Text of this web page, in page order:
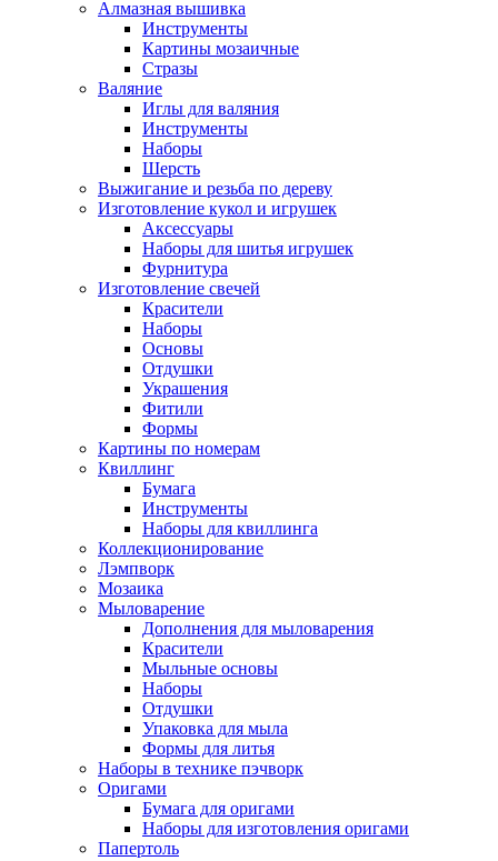
Алмазная вышивка
Инструменты
Картины мозаичные
Стразы
Валяние
Иглы для валяния
Инструменты
Наборы
Шерсть
Выжигание и резьба по дереву
Изготовление кукол и игрушек
Аксессуары
Наборы для шитья игрушек
Фурнитура
Изготовление свечей
Красители
Наборы
Основы
Отдушки
Украшения
Фитили
Формы
Картины по номерам
Квиллинг
Бумага
Инструменты
Наборы для квиллинга
Коллекционирование
Лэмпворк
Мозаика
Мыловарение
Дополнения для мыловарения
Красители
Мыльные основы
Наборы
Отдушки
Упаковка для мыла
Формы для литья
Наборы в технике пэчворк
Оригами
Бумага для оригами
Наборы для изготовления оригами
Папертоль